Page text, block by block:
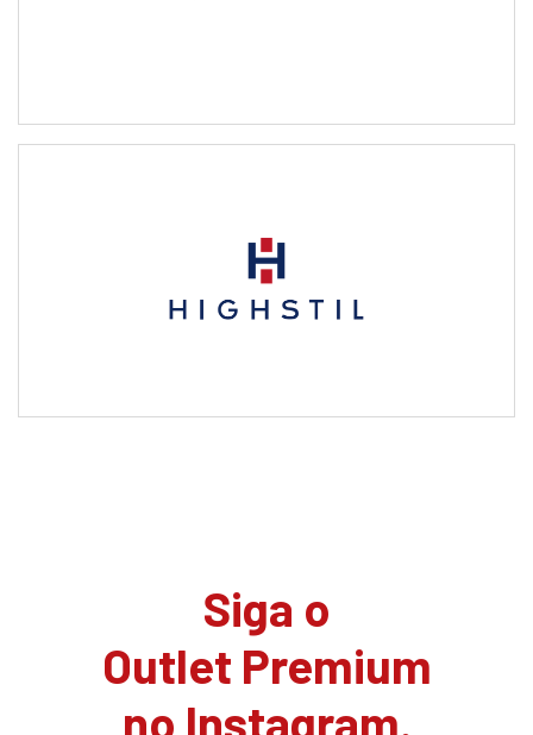
Siga o
Outlet Premium
no Instagram.